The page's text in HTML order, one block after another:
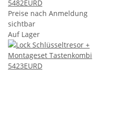
5482EURD
Preise nach Anmeldung
sichtbar
Auf Lager